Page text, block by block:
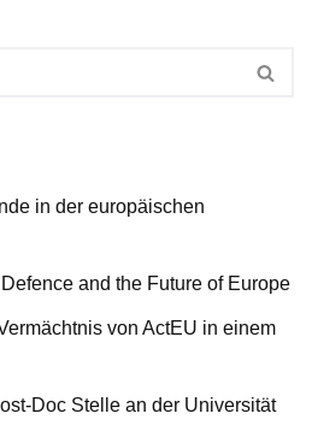
in der europäischen
and the Future of Europe
von ActEU in einem
Doc Stelle an der Universität